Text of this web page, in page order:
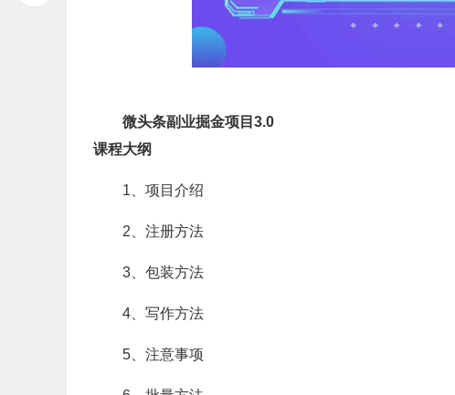
微头条副业掘金项目3.0
课程大纲
1、项目介绍
2、注册方法
3、包装方法
4、写作方法
5、注意事项